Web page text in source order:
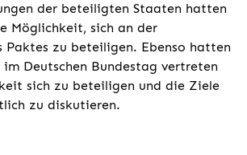
der beteiligten Staaten hatten
Möglichkeit, sich an der
Paktes zu beteiligen. Ebenso hatten
Deutschen Bundestag vertreten
sich zu beteiligen und die Ziele
zu diskutieren.